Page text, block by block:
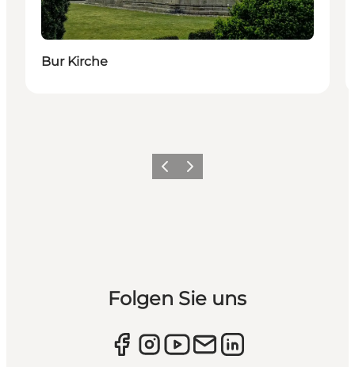
Bur Kirche
ZurückWeiter
Folgen Sie uns